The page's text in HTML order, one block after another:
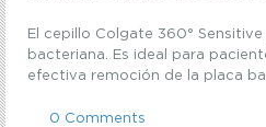
El cepillo Colgate 360°
bacteriana. Es ideal para
efectiva remoción de la placa
0 Comments